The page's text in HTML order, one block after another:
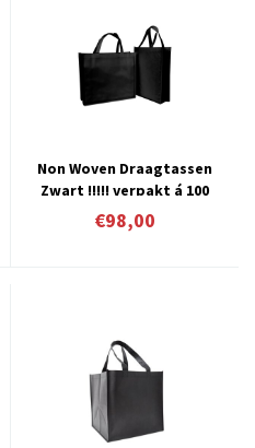
Non Woven Draagtassen
Zwart !!!!! verpakt á 100
stuks vanaf € 0,98 per stuk
€98,00